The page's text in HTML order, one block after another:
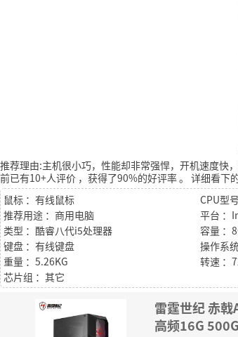
推荐理由:主机很小巧，性能却非常强悍，开机速度快
前已有10+人评价 ，获得了90%的好评率。 详细看下
鼠标 ：有线鼠标
CPU型
推荐用途 ：商用电脑
平台 ：
类型 ：酷睿八代i5处理器
容量 ：
键盘 ：有线键盘
操作系
重量 ：5.26KG
转速 ：
芯片组 ：其它
雷霆世纪 赤
高频16G